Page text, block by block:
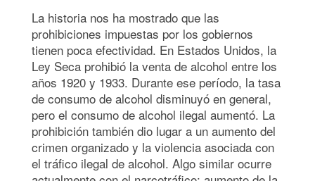
La historia nos ha mostrado que las
prohibiciones impuestas por los gobiernos
tienen poca efectividad. En Estados Unidos, la
Ley Seca prohibió la venta de alcohol entre los
años 1920 y 1933. Durante ese período, la tasa
de consumo de alcohol disminuyó en general,
pero el consumo de alcohol ilegal aumentó. La
prohibición también dio lugar a un aumento del
crimen organizado y la violencia asociada con
el tráfico ilegal de alcohol. Algo similar ocurre